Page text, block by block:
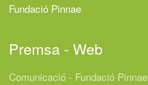
Fundació Pinnae
Premsa - Web
Comunicació - Fundació Pinnae